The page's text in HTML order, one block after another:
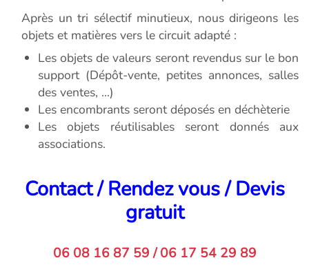
Après un tri sélectif minutieux, nous dirigeons les
objets et matières vers le circuit adapté :
Les objets de valeurs seront revendus sur le bon
support (Dépôt-vente, petites annonces, salles
des ventes, ...)
Les encombrants seront déposés en déchèterie
Les objets réutilisables seront donnés aux
associations.
Contact / Rendez vous / Devis
gratuit
06 08 16 87 59 / 06 17 54 29 89